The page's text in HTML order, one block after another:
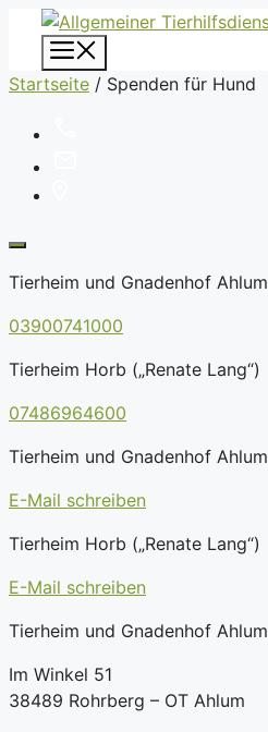
Zum
Inhalt
springen
Startseite / Spenden für Hund
Tierheim und Gnadenhof Ahlum
03900741000
Tierheim Horb („Renate Lang“)
07486964600
Tierheim und Gnadenhof Ahlum
E-Mail schreiben
Tierheim Horb („Renate Lang“)
E-Mail schreiben
Tierheim und Gnadenhof Ahlum
Im Winkel 51
38489 Rohrberg – OT Ahlum